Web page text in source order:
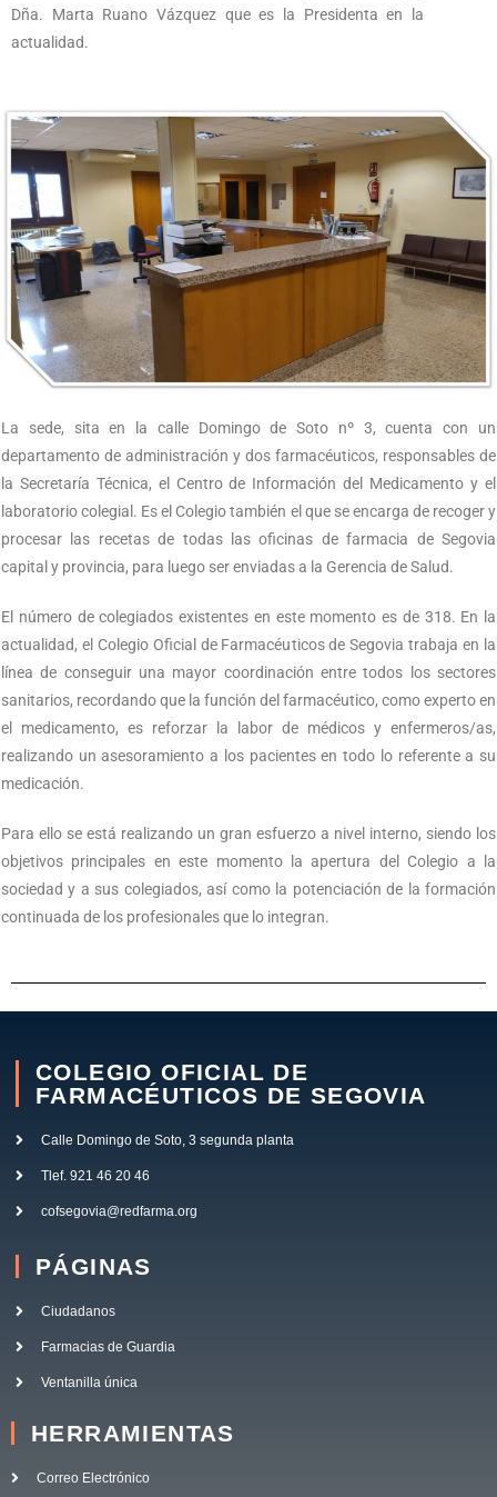
Dña. Marta Ruano Vázquez que es la Presidenta en la
actualidad.
La sede, sita en la calle Domingo de Soto nº 3, cuenta con un
departamento de administración y dos farmacéuticos, responsables de
la Secretaría Técnica, el Centro de Información del Medicamento y el
laboratorio colegial. Es el Colegio también el que se encarga de recoger y
procesar las recetas de todas las oficinas de farmacia de Segovia
capital y provincia, para luego ser enviadas a la Gerencia de Salud.
El número de colegiados existentes en este momento es de 318. En la
actualidad, el Colegio Oficial de Farmacéuticos de Segovia trabaja en la
línea de conseguir una mayor coordinación entre todos los sectores
sanitarios, recordando que la función del farmacéutico, como experto en
el medicamento, es reforzar la labor de médicos y enfermeros/as,
realizando un asesoramiento a los pacientes en todo lo referente a su
medicación.
Para ello se está realizando un gran esfuerzo a nivel interno, siendo los
objetivos principales en este momento la apertura del Colegio a la
sociedad y a sus colegiados, así como la potenciación de la formación
continuada de los profesionales que lo integran.
COLEGIO OFICIAL DE
FARMACÉUTICOS DE SEGOVIA
Calle Domingo de Soto, 3 segunda planta
Tlef. 921 46 20 46
cofsegovia@redfarma.org
PÁGINAS
Ciudadanos
Farmacias de Guardia
Ventanilla única
HERRAMIENTAS
Correo Electrónico